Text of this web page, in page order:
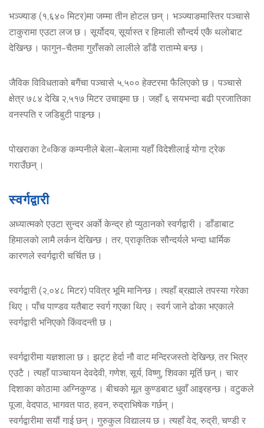
भञ्ज्याङ (१,६४० मिटर)मा जम्मा तीन होटल छन् । भञ्ज्याङमास्तिर पञ्चासे
टाकुरामा एउटा लज छ । सूर्योदय, सूर्यास्त र हिमाली सौन्दर्य एकै थलोबाट
देखिन्छ । फागुन–चैतमा गुराँसको लालीले डाँडै राताम्मे बन्छ ।
जैविक विविधताको बगैंचा पञ्चासे ५,५०० हेक्टरमा फैलिएको छ । पञ्चासे
क्षेत्र ७८४ देखि २,५१७ मिटर उचाइमा छ । जहाँ ६ सयभन्दा बढी प्रजातिका
वनस्पति र जडिबुटी पाइन्छ ।
पोखराका टे«किङ कम्पनीले बेला–बेलामा यहाँ विदेशीलाई योगा ट्रेक
गराउँछन् ।
स्वर्गद्वारी
अध्यात्मको एउटा सुन्दर अर्को केन्द्र हो प्युठानको स्वर्गद्वारी । डाँडाबाट
हिमालको लामै लर्कन देखिन्छ । तर, प्राकृतिक सौन्दर्यले भन्दा धार्मिक
कारणले स्वर्गद्वारी चर्चित छ ।
स्वर्गद्वारी (२,०४८ मिटर) पवित्र भूमि मानिन्छ । त्यहाँ ब्रह्माले तपस्या गरेका
थिए । पाँच पाण्डव यतैबाट स्वर्ग गएका थिए । स्वर्ग जाने ढोका भएकाले
स्वर्गद्वारी भनिएको किंवदन्ती छ ।
स्वर्गद्वारीमा यज्ञशाला छ । झट्ट हेर्दा नौ वाट मन्दिरजस्तो देखिन्छ, तर भित्र
एउटै । त्यहाँ पाञ्चायन देवदेवी, गणेश, सूर्य, विष्णु, शिवका मूर्ति छन् । चार
दिशाका कोठामा अग्निकुण्ड । बीचको मूल कुण्डबाट धुवाँ आइरहन्छ । वटुकले
पूजा, वेदपाठ, भागवत पाठ, हवन, रुद्राभिषेक गर्छन् ।
स्वर्गद्वारीमा सयौं गाई छन् । गुरुकुल विद्यालय छ । त्यहाँ वेद, रुद्री, चण्डी र